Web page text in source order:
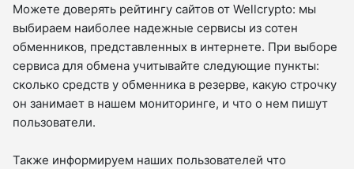
Можете доверять рейтингу сайтов от Wellcrypto: мы
выбираем наиболее надежные сервисы из сотен
обменников, представленных в интернете. При выборе
сервиса для обмена учитывайте следующие пункты:
сколько средств у обменника в резерве, какую строчку
он занимает в нашем мониторинге, и что о нем пишут
пользователи.
Также информируем наших пользователей что